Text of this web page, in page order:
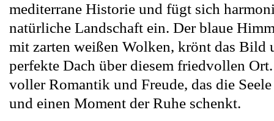
mediterrane Historie und fügt sich
natürliche Landschaft ein. Der blaue
mit zarten weißen Wolken, krönt das Bild
perfekte Dach über diesem friedvollen
voller Romantik und Freude, das die
und einen Moment der Ruhe schenkt.